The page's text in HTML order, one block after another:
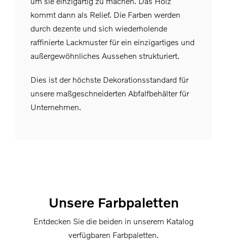
kommt dann als Relief. Die Farben werden
durch dezente und sich wiederholende
raffinierte Lackmuster für ein einzigartiges und
außergewöhnliches Aussehen strukturiert.
Dies ist der höchste Dekorationsstandard für
unsere maßgeschneiderten Abfalfbehälter für
Unternehmen.
Unsere Farbpaletten
Entdecken Sie die beiden in unserem Katalog
verfügbaren Farbpaletten.